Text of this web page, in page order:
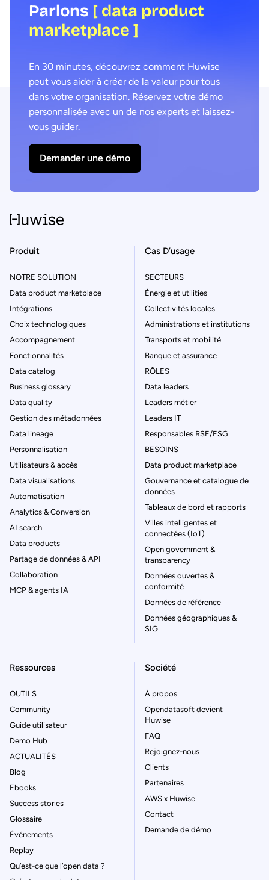
Parlons [ data product
marketplace ]
En 30 minutes, découvrez comment Huwise
peut vous aider à créer de la valeur pour tous
dans votre organisation. Réservez votre démo
personnalisée avec un de nos experts et laissez-
vous guider.
Demander une démo
Produit
NOTRE SOLUTION
Data product marketplace
Intégrations
Choix technologiques
Accompagnement
Fonctionnalités
Data catalog
Business glossary
Data quality
Gestion des métadonnées
Data lineage
Personnalisation
Utilisateurs & accès
Data visualisations
Automatisation
Analytics & Conversion
AI search
Data products
Partage de données & API
Collaboration
MCP & agents IA
Cas D’usage
SECTEURS
Énergie et utilities
Collectivités locales
Administrations et institutions
Transports et mobilité
Banque et assurance
RÔLES
Data leaders
Leaders métier
Leaders IT
Responsables RSE/ESG
BESOINS
Data product marketplace
Gouvernance et catalogue de
données
Tableaux de bord et rapports
Villes intelligentes et
connectées (IoT)
Open government &
transparency
Données ouvertes &
conformité
Données de référence
Données géographiques &
SIG
Ressources
OUTILS
Community
Guide utilisateur
Demo Hub
ACTUALITÉS
Blog
Ebooks
Success stories
Glossaire
Événements
Replay
Qu’est-ce que l’open data ?
Société
À propos
Opendatasoft devient
Huwise
FAQ
Rejoignez-nous
Clients
Partenaires
AWS x Huwise
Contact
Demande de démo